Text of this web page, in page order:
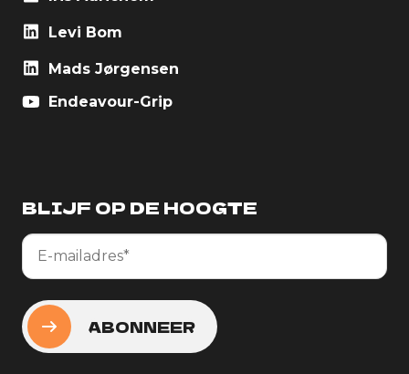
Levi Bom
Mads Jørgensen
Endeavour-Grip
BLIJF OP DE HOOGTE